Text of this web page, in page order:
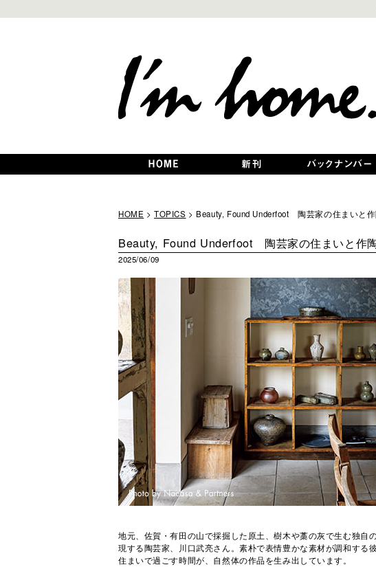
HOME >TOPICS > Beauty, Found Underfoot 陶芸家の住まいと
Beauty, Found Underfoot 陶芸家の住まいと作
2025/06/09
地元、佐賀・有田の山で採掘した原土、樹木や藁の灰で生む独
現する陶芸家、川口武亮さん。素朴で表情豊かな素材が調和する
住まいで過ごす時間が、自然体の作品を生み出しています。